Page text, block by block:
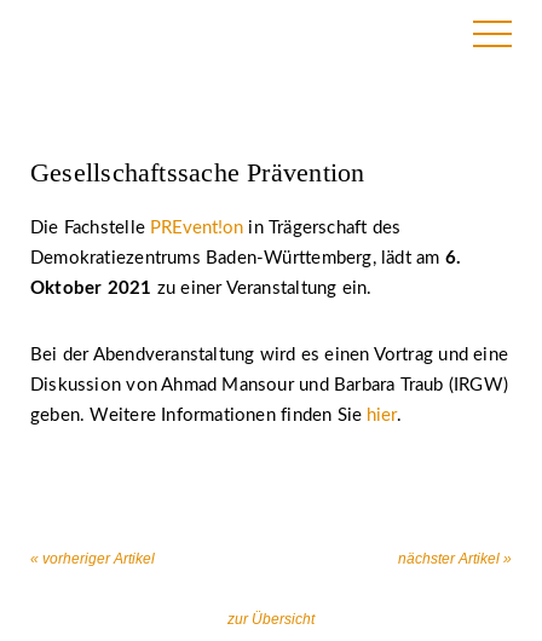
Gesellschaftssache Prävention
Die Fachstelle PREvent!on in Trägerschaft des
Demokratiezentrums Baden-Württemberg, lädt am 6.
Oktober 2021 zu einer Veranstaltung ein.
Bei der Abendveranstaltung wird es einen Vortrag und eine
Diskussion von Ahmad Mansour und Barbara Traub (IRGW)
geben. Weitere Informationen finden Sie hier.
« vorheriger Artikel
zur Übersicht
nächster Artikel »